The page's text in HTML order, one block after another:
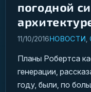
погодной
11/10/2016НОВОСТИ,
Планы Робертса
генерации,
году, были, по